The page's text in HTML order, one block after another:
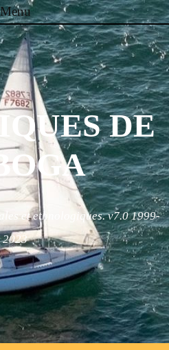
Menu
DE
et ethnologiques. v7.0 1999-
2023